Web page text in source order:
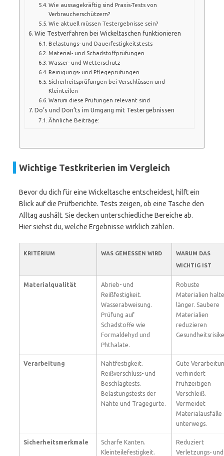
Wie aussagekräftig sind Praxis-Tests von
Verbraucherschützern?
Wie aktuell müssen Testergebnisse sein?
Wie Testverfahren bei Wickeltaschen funktionieren
Belastungs- und Dauerfestigkeitstests
Material- und Schadstoffprüfungen
Wasser- und Wetterschutz
Reinigungs- und Pflegeprüfungen
Sicherheitsprüfungen bei Verschlüssen und
Kleinteilen
Warum diese Prüfungen relevant sind
Do’s und Don’ts im Umgang mit Testergebnissen
Ähnliche Beiträge:
Wichtige Testkriterien im Vergleich
Bevor du dich für eine Wickeltasche entscheidest, hilft ein
Blick auf die Prüfberichte. Tests zeigen, ob eine Tasche den
Alltag aushält. Sie decken unterschiedliche Bereiche ab.
Hier siehst du, welche Ergebnisse wirklich zählen.
KRITERIUM WAS GEMESSEN WIRD
WARUM DAS
WICHTIG IST
Materialqualität
Abrieb- und
Reißfestigkeit.
Wasserabweisung.
Prüfung auf
Schadstoffe wie
Formaldehyd und
Phthalate.
Robuste
Materialien
länger. Saubere
Materialien
reduzieren
Verarbeitung
Nahtfestigkeit.
Reißverschluss- und
Beschlagtests.
Belastungstests der
Nähte und Tragegurte.
Gute
verhindert
frühzeitigen
Verschleiß.
Vermeidet
Materialausfälle
unterwegs.
Sicherheitsmerkmale
Scharfe Kanten.
Kleinteilefestigkeit.
Reduziert
Verletzungs- und